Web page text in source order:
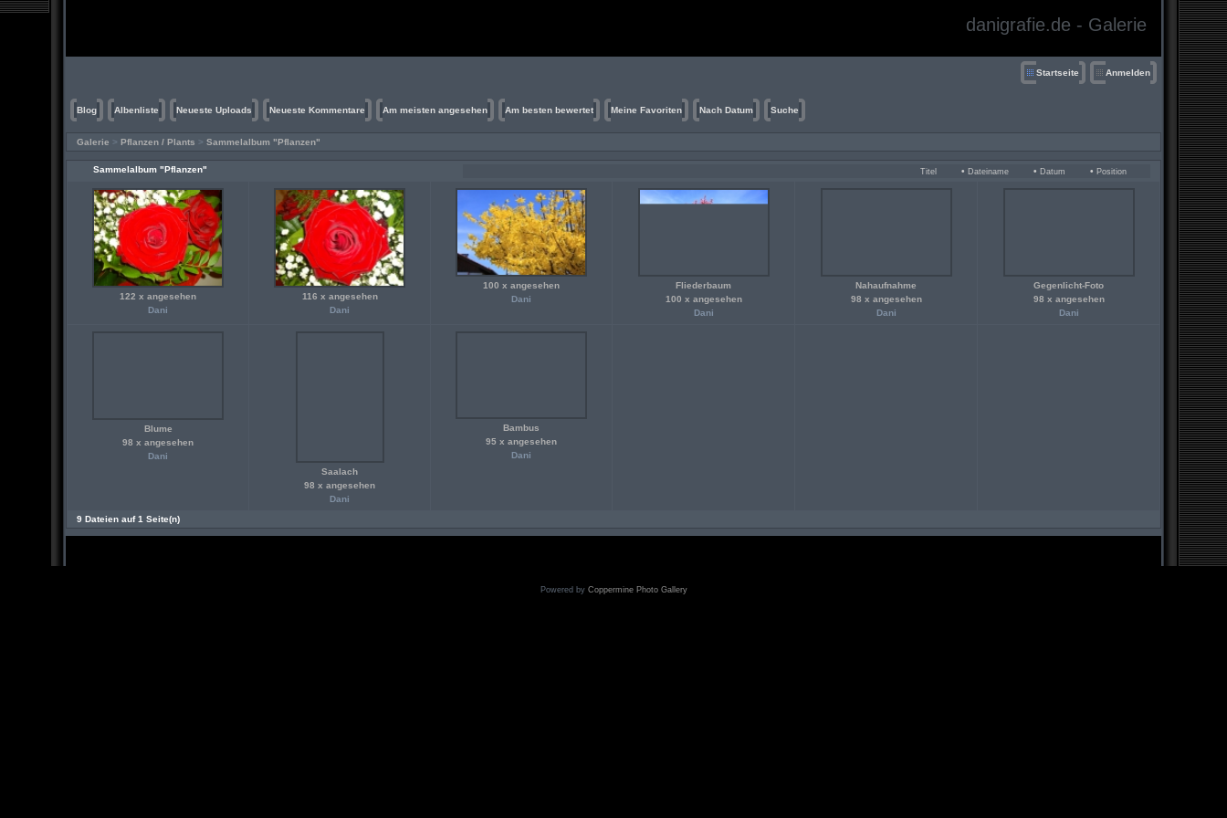
danigrafie.de - Galerie
Startseite Anmelden
Blog Albenliste Neueste Uploads Neueste Kommentare Am meisten angesehen Am besten bewertet Meine Favoriten Nach Datum Suche
Galerie > Pflanzen / Plants > Sammelalbum "Pflanzen"
Sammelalbum "Pflanzen" Titel • Dateiname • Datum • Position
122 x angesehen
Dani
116 x angesehen
Dani
100 x angesehen
Dani
Fliederbaum
100 x angesehen
Dani
Nahaufnahme
98 x angesehen
Dani
Gegenlicht-Foto
98 x angesehen
Dani
Blume
98 x angesehen
Dani
Saalach
98 x angesehen
Dani
Bambus
95 x angesehen
Dani
9 Dateien auf 1 Seite(n)
Powered by Coppermine Photo Gallery